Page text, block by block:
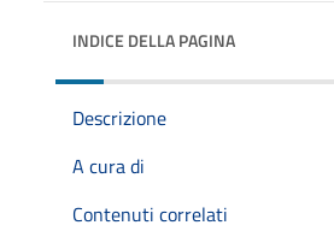
INDICE DELLA PAGINA
Descrizione
A cura di
Contenuti correlati